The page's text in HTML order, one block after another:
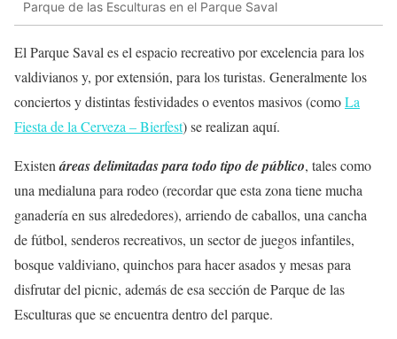
Parque de las Esculturas en el Parque Saval
El Parque Saval es el espacio recreativo por excelencia para los
valdivianos y, por extensión, para los turistas. Generalmente los
conciertos y distintas festividades o eventos masivos (comoLa
Fiesta de la Cerveza – Bierfest) se realizan aquí.
Existenáreas delimitadas para todo tipo de público, tales como
una medialuna para rodeo (recordar que esta zona tiene mucha
ganadería en sus alrededores), arriendo de caballos, una cancha
de fútbol, senderos recreativos, un sector de juegos infantiles,
bosque valdiviano, quinchos para hacer asados y mesas para
disfrutar del picnic, además de esa sección de Parque de las
Esculturas que se encuentra dentro del parque.